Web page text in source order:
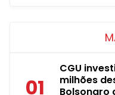
01
CGU
milhões
Bolsonaro